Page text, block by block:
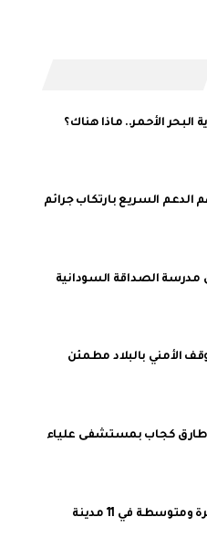
البحر الأحمر.. ماذا هناك؟
الدعم السريع بارتكاب جرائم
الصداقة السودانية
الأمني بالبلاد مطمئن
طارق كجاب بمستشفى علياء
هطول أمطار غزيرة ومتوسطة في 11 مدينة